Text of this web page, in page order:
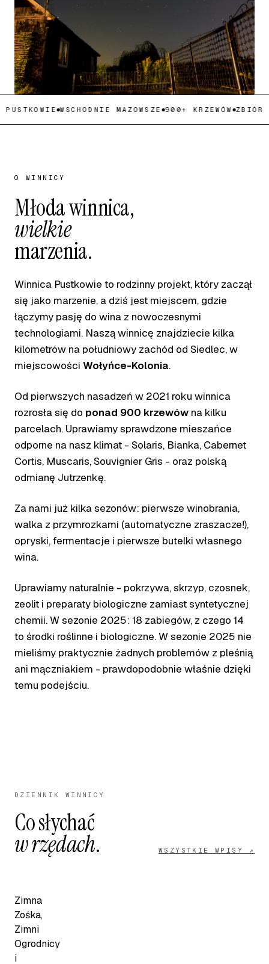
WSCHODNIE MAZOWSZE 900+ KRZEWÓW ZBIÓR
O WINNICY
Młoda winnica,
wielkie
marzenia.
Winnica Pustkowie to rodzinny projekt, który zaczął
się jako marzenie, a dziś jest miejscem, gdzie
łączymy pasję do wina z nowoczesnymi
technologiami. Naszą winnicę znajdziecie kilka
kilometrów na południowy zachód od Siedlec, w
miejscowości Wołyńce-Kolonia.
Od pierwszych nasadzeń w 2021 roku winnica
rozrosła się do ponad 900 krzewów na kilku
parcelach. Uprawiamy sprawdzone mieszańce
odporne na nasz klimat - Solaris, Bianka, Cabernet
Cortis, Muscaris, Souvignier Gris - oraz polską
odmianę Jutrzenkę.
Za nami już kilka sezonów: pierwsze winobrania,
walka z przymrozkami (automatyczne zraszacze!),
opryski, fermentacje i pierwsze butelki własnego
wina.
Uprawiamy naturalnie - pokrzywa, skrzyp, czosnek,
zeolit i preparaty biologiczne zamiast syntetycznej
chemii. W sezonie 2025: 18 zabiegów, z czego 14
to środki roślinne i biologiczne. W sezonie 2025 nie
mieliśmy praktycznie żadnych problemów z pleśnią
ani mączniakiem - prawdopodobnie właśnie dzięki
temu podejściu.
DZIENNIK WINNICY
Co słychać
w rzędach. WSZYSTKIE WPISY ↗
Zimna
Zośka,
Zimni
Ogrodnicy
i